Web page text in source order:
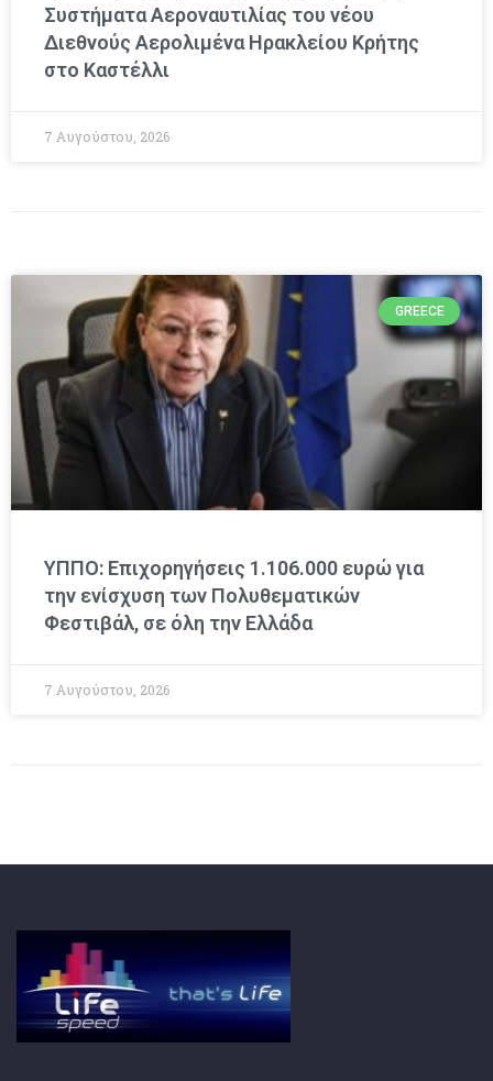
Συστήματα Αεροναυτιλίας του νέου
Διεθνούς Αερολιμένα Ηρακλείου Κρήτης
στο Καστέλλι
7 Αυγούστου, 2026
GREECE
ΥΠΠΟ: Επιχορηγήσεις 1.106.000 ευρώ για
την ενίσχυση των Πολυθεματικών
Φεστιβάλ, σε όλη την Ελλάδα
7 Αυγούστου, 2026